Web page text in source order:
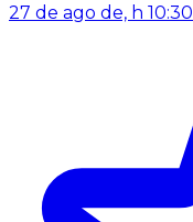
27 de ago de, h 10:30